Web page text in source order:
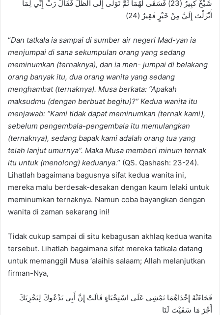
شَيْخٌ كَبِيرٌ (23) فَسَقَى لَهُمَا ثُمَّ تَوَلَّى إِلَى الظِّلِّ فَقَالَ رَبِّ إِنِّي لِمَا
أَنْزَلْتَ إِلَيَّ مِنْ خَيْرٍ فَقِيرٌ (24)
“Dan tatkala ia sampai di sumber air negeri Mad-yan ia
menjumpai di sana sekumpulan orang yang sedang
meminumkan (ternaknya), dan ia men- jumpai di belakang
orang banyak itu, dua orang wanita yang sedang
menghambat (ternaknya). Musa berkata: “Apakah
maksudmu (dengan berbuat begitu)?” Kedua wanita itu
menjawab: “Kami tidak dapat meminumkan (ternak kami),
sebelum pengembala-pengembala itu memulangkan
(ternaknya), sedang bapak kami adalah orang tua yang
telah lanjut umurnya”. Maka Musa memberi minum ternak
itu untuk (menolong) keduanya.” (QS. Qashash: 23-24).
Lihatlah bagaimana bagusnya sifat kedua wanita ini,
mereka malu berdesak-desakan dengan kaum lelaki untuk
meminumkan ternaknya. Namun coba bayangkan dengan
wanita di zaman sekarang ini!
Tidak cukup sampai di situ kebagusan akhlaq kedua wanita
tersebut. Lihatlah bagaimana sifat mereka tatkala datang
untuk memanggil Musa ‘alaihis salaam; Allah melanjutkan
firman-Nya,
فَجَاءَتْهُ إِحْدَاهُمَا تَمْشِي عَلَى اسْتِحْيَاءٍ قَالَتْ إِنَّ أَبِي يَدْعُوكَ لِيَجْزِيَكَ
أَجْرَ مَا سَقَيْتَ لَنَا